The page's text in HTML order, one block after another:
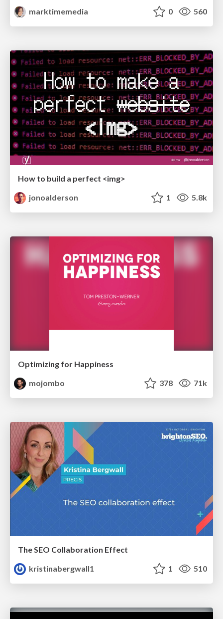
marktimemedia
0 560
How to build a perfect <img>
jonoalderson
1 5.8k
Optimizing for Happiness
mojombo
378 71k
The SEO Collaboration Effect
kristinabergwall1
1 510